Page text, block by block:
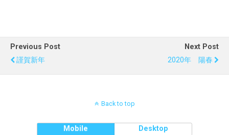
Previous Post
謹賀新年
Next Post
2020年 陽春
Back to top
Mobile Desktop